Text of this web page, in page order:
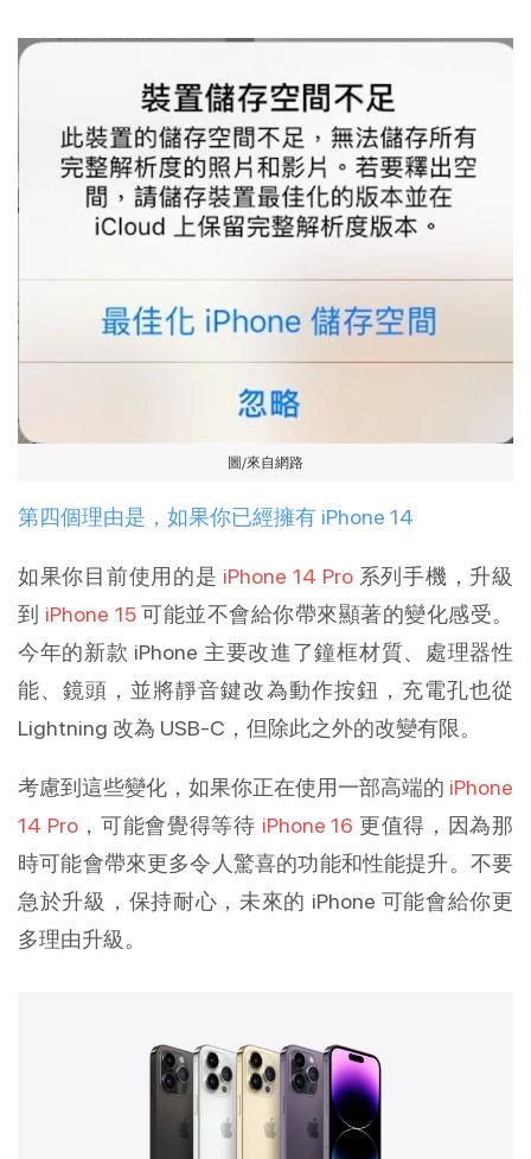
圖/來自網路
第四個理由是，如果你已經擁有 iPhone 14
如果你目前使用的是 iPhone 14 Pro 系列手機，升級
到 iPhone 15可能並不會給你帶來顯著的變化感受。
今年的新款 iPhone 主要改進了鐘框材質、處理器性
能、鏡頭，並將靜音鍵改為動作按鈕，充電孔也從
Lightning 改為 USB-C，但除此之外的改變有限。
考慮到這些變化，如果你正在使用一部高端的 iPhone
14 Pro，可能會覺得等待 iPhone 16 更值得，因為那
時可能會帶來更多令人驚喜的功能和性能提升。不要
急於升級，保持耐心，未來的 iPhone 可能會給你更
多理由升級。